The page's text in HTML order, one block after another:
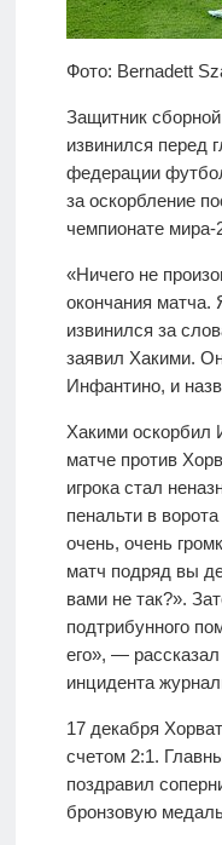
Фото: Bernadett
Защитник
извинился перед
федерации
за оскорбление
чемпионате
«Ничего не
окончания матча.
извинился за
заявил Хакими.
Инфантино, и
Хакими оскорбил
матче против
игрока стал
пенальти в
очень, очень
матч подряд вы
вами не так?».
подтрибунного
его», —
инцидента
17 декабря
счетом 2:1.
поздравил
бронзовую